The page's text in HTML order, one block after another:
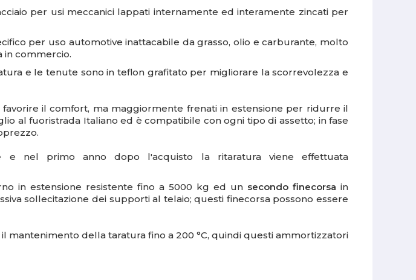
per usi meccanici lappati internamente ed interamente zincati per
per uso automotive inattacabile da grasso, olio e carburante, molto
in commercio.
e le tenute sono in teflon grafitato per migliorare la scorrevolezza e
il comfort, ma maggiormente frenati in estensione per ridurre il
al fuoristrada Italiano ed è compatibile con ogni tipo di assetto; in fase
e nel primo anno dopo l'acquisto la ritaratura viene effettuata
in estensione resistente fino a 5000 kg ed un secondo finecorsa in
sollecitazione dei supporti al telaio; questi finecorsa possono essere
mantenimento della taratura fino a 200 °C, quindi questi ammortizzatori